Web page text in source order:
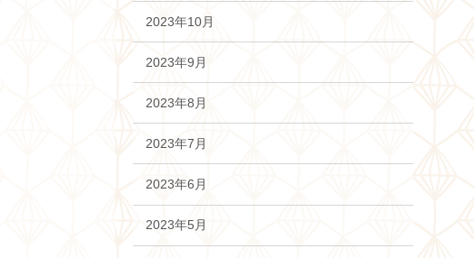
2023年10月
2023年9月
2023年8月
2023年7月
2023年6月
2023年5月